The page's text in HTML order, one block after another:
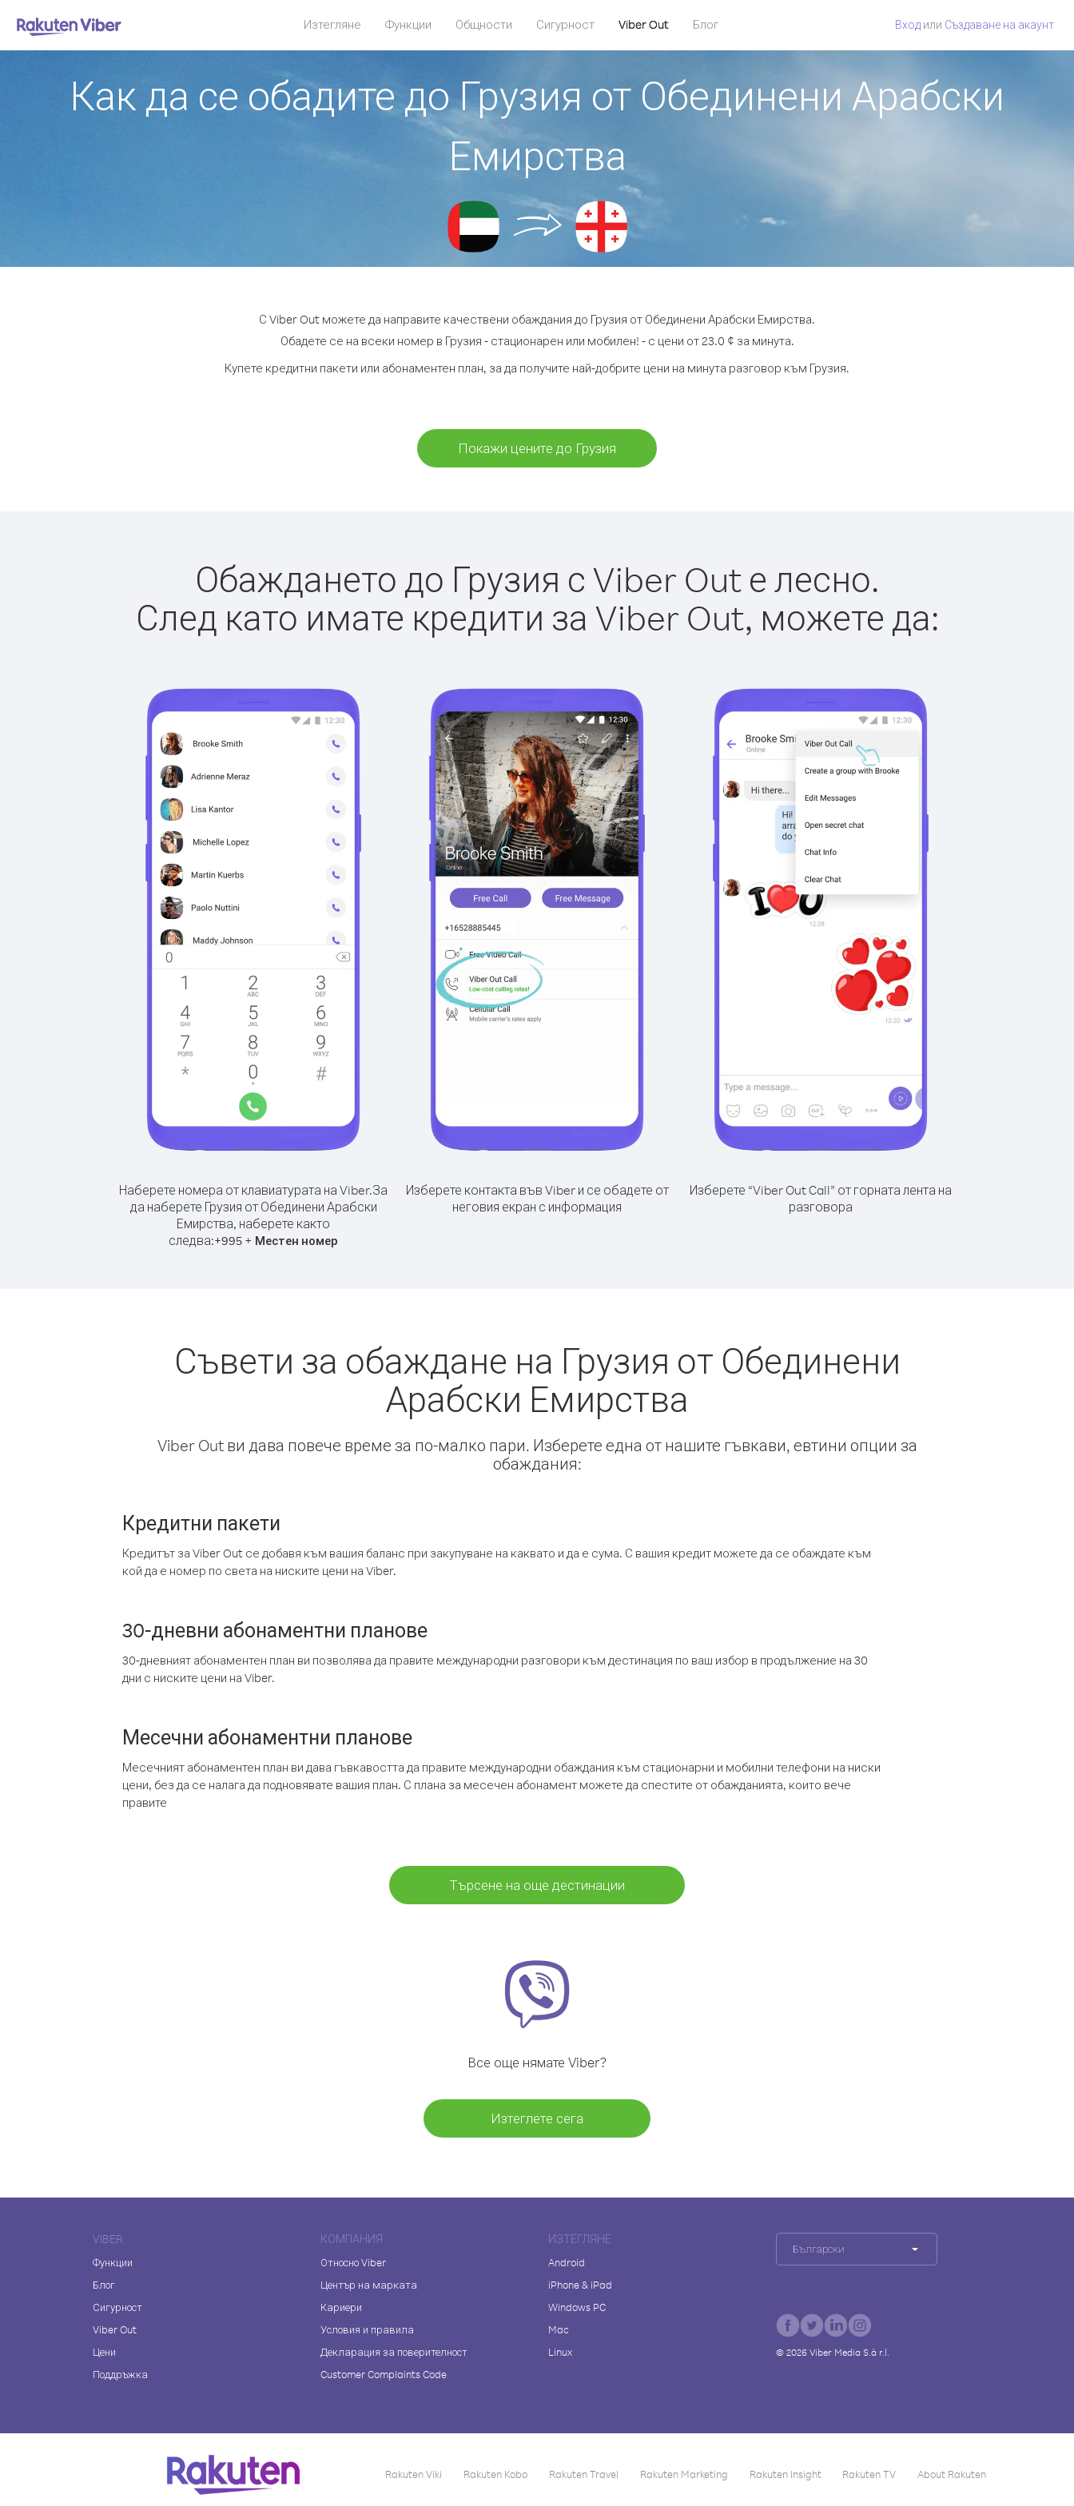
Изтегляне Функции Общности Сигурност Viber Out Блог Вход или Създаване на акаунт
Как да се обадите до Грузия от Обединени Арабски
Емирства
С Viber Out можете да направите качествени обаждания до Грузия от Обединени Арабски Емирства.
Обадете се на всеки номер в Грузия - стационарен или мобилен! - с цени от 23.0 ¢ за минута.
Купете кредитни пакети или абонаментен план, за да получите най-добрите цени на минута разговор към Грузия.
Покажи цените до Грузия
Обаждането до Грузия с Viber Out е лесно.
След като имате кредити за Viber Out, можете да:
Наберете номера от клавиатурата на Viber.За
да наберете Грузия от Обединени Арабски
Емирства, наберете както
следва:+995 + Местен номер
Изберете контакта във Viber и се обадете от
неговия екран с информация
Изберете “Viber Out Call” от горната лента на
разговора
Съвети за обаждане на Грузия от Обединени
Арабски Емирства
Viber Out ви дава повече време за по-малко пари. Изберете една от нашите гъвкави, евтини опции за
обаждания:
Кредитни пакети
Кредитът за Viber Out се добавя към вашия баланс при закупуване на каквато и да е сума. С вашия кредит можете да се обаждате към
кой да е номер по света на ниските цени на Viber.
30-дневни абонаментни планове
30-дневният абонаментен план ви позволява да правите международни разговори към дестинация по ваш избор в продължение на 30
дни с ниските цени на Viber.
Месечни абонаментни планове
Месечният абонаментен план ви дава гъвкавостта да правите международни обаждания към стационарни и мобилни телефони на ниски
цени, без да се налага да подновявате вашия план. С плана за месечен абонамент можете да спестите от обажданията, които вече
правите
Търсене на още дестинации
Все още нямате Viber?
Изтеглете сега
VIBER
Функции
Блог
Сигурност
Viber Out
Цени
Поддръжка
КОМПАНИЯ
Относно Viber
Център на марката
Кариери
Условия и правила
Декларация за поверителност
Customer Complaints Code
ИЗТЕГЛЯНЕ
Android
iPhone & iPad
Windows PC
Mac
Linux
Български
© 2026 Viber Media S.à r.l.
Rakuten Viki Rakuten Kobo Rakuten Travel Rakuten Marketing Rakuten Insight Rakuten TV About Rakuten